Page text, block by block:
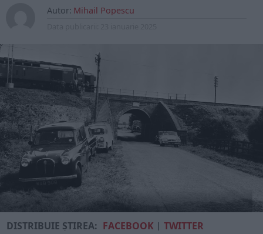
Autor: Mihail Popescu
DISTRIBUIE ȘTIREA: FACEBOOK |TWITTER